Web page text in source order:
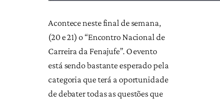
Acontece neste final de semana,
(20 e 21) o “Encontro Nacional de
Carreira da Fenajufe”. O evento
está sendo bastante esperado pela
categoria que terá a oportunidade
de debater todas as questões que